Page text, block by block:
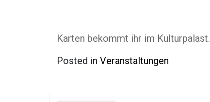
Karten bekommt ihr im Kulturpalast.
Posted in Veranstaltungen